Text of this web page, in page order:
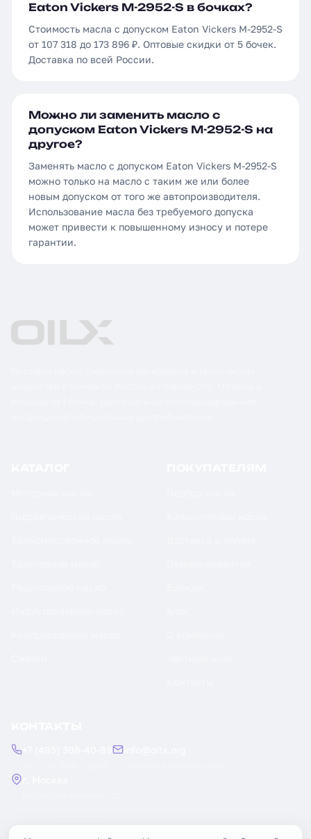
Eaton Vickers M-2952-S в бочках?
Стоимость масла с допуском Eaton Vickers M-2952-S
от 107 318 до 173 896 ₽. Оптовые скидки от 5 бочек.
Доставка по всей России.
Можно ли заменить масло с
допуском Eaton Vickers M-2952-S на
другое?
Заменять масло с допуском Eaton Vickers M-2952-S
можно только на масло с таким же или более
новым допуском от того же автопроизводителя.
Использование масла без требуемого допуска
может привести к повышенному износу и потере
гарантии.